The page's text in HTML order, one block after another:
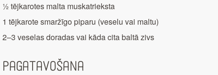
½ tējkarotes malta muskatrieksta
1 tējkarote smaržīgo piparu (veselu vai maltu)
2–3 veselas doradas vai kāda cita baltā zivs
Pagatavošana